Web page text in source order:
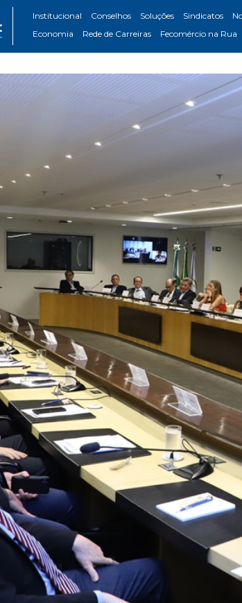
Institucional Conselhos Soluções Sindicatos
Economia
Rede de Carreiras Fecomércio na Rua